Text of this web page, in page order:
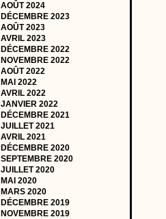
AOÛT 2024
DÉCEMBRE 2023
AOÛT 2023
AVRIL 2023
DÉCEMBRE 2022
NOVEMBRE 2022
AOÛT 2022
MAI 2022
AVRIL 2022
JANVIER 2022
DÉCEMBRE 2021
JUILLET 2021
AVRIL 2021
DÉCEMBRE 2020
SEPTEMBRE 2020
JUILLET 2020
MAI 2020
MARS 2020
DÉCEMBRE 2019
NOVEMBRE 2019